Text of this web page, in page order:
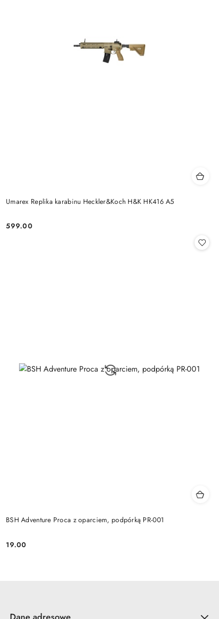
Umarex Replika karabinu Heckler&Koch H&K HK416 A5
Cena:
599.00
BSH Adventure Proca z oparciem, podpórką PR-001
Cena:
19.00